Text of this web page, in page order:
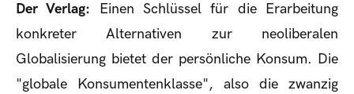
Der Verlag: Einen Schlüssel für die Erarbeitung
konkreter Alternativen zur neoliberalen
Globalisierung bietet der persönliche Konsum. Die
"globale Konsumentenklasse", also die zwanzig